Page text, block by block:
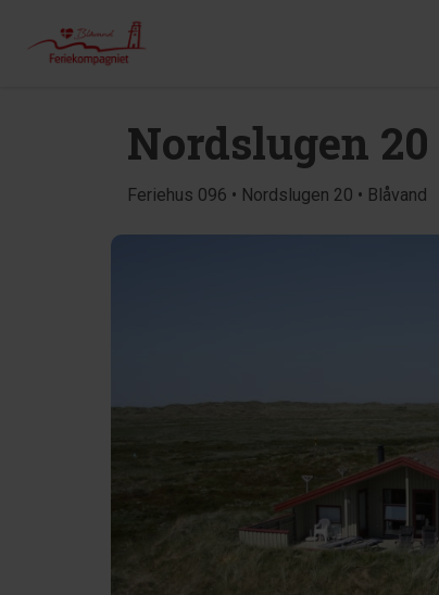
Nordslugen 20
Feriehus 096 • Nordslugen 20 • Blåvand